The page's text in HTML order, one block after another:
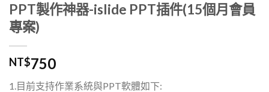
PPT製作神器-islide PPT插件(15個月會員
專案)
NT$750
1.目前支持作業系統與PPT軟體如下: